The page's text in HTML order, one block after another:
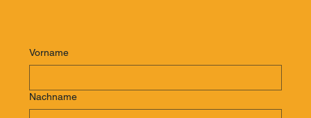
Vorname
Nachname